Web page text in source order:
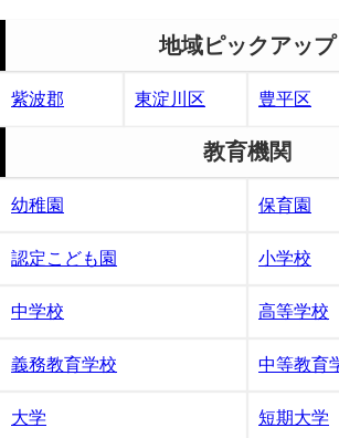
地域ピックアップ
紫波郡 東淀川区 豊平区
教育機関
幼稚園 保育園
認定こども園 小学校
中学校 高等学校
義務教育学校 中等教育
大学 短期大学